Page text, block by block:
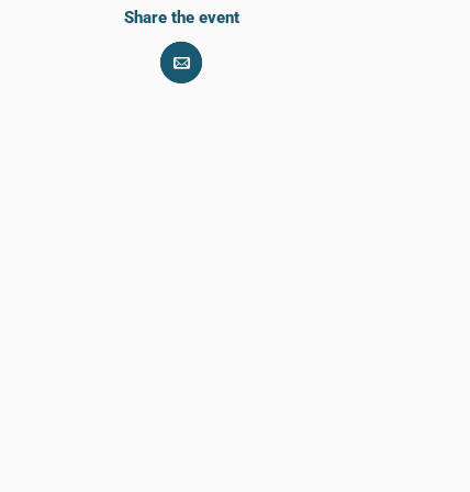
Share the event